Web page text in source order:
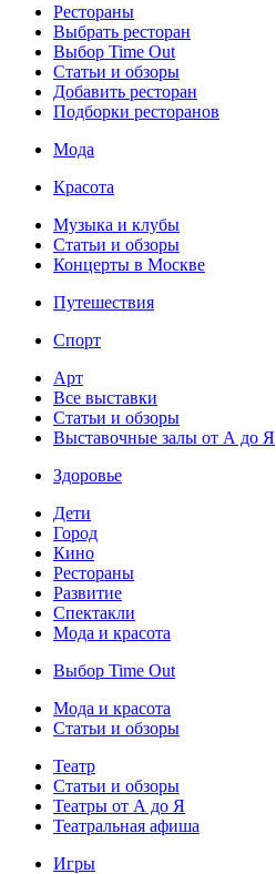
Рестораны
Выбрать ресторан
Выбор Time Out
Статьи и обзоры
Добавить ресторан
Подборки ресторанов
Мода
Красота
Музыка и клубы
Статьи и обзоры
Концерты в Москве
Путешествия
Спорт
Арт
Все выставки
Статьи и обзоры
Выставочные залы от А до Я
Здоровье
Дети
Город
Кино
Рестораны
Развитие
Спектакли
Мода и красота
Выбор Time Out
Мода и красота
Статьи и обзоры
Театр
Статьи и обзоры
Театры от А до Я
Театральная афиша
Игры